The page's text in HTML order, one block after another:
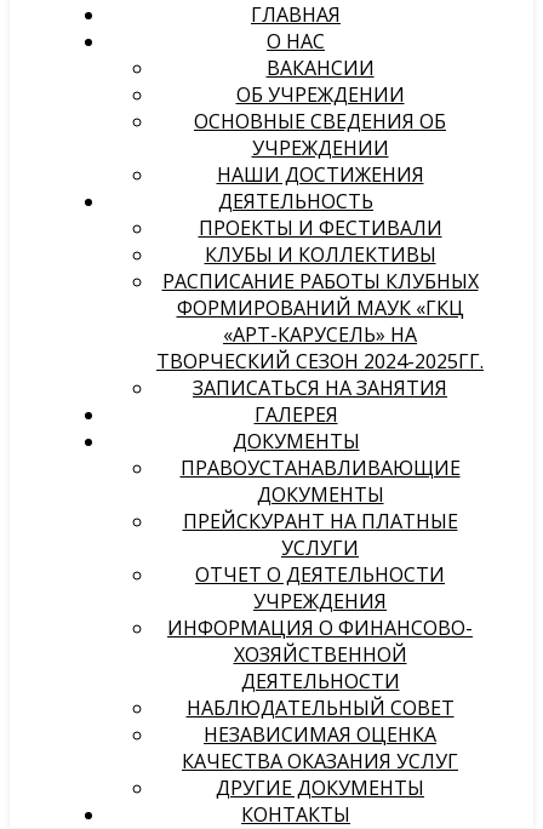
ГЛАВНАЯ
О НАС
ВАКАНСИИ
ОБ УЧРЕЖДЕНИИ
ОСНОВНЫЕ СВЕДЕНИЯ ОБ
УЧРЕЖДЕНИИ
НАШИ ДОСТИЖЕНИЯ
ДЕЯТЕЛЬНОСТЬ
ПРОЕКТЫ И ФЕСТИВАЛИ
КЛУБЫ И КОЛЛЕКТИВЫ
РАСПИСАНИЕ РАБОТЫ КЛУБНЫХ
ФОРМИРОВАНИЙ МАУК «ГКЦ
«АРТ-КАРУСЕЛЬ» НА
ТВОРЧЕСКИЙ СЕЗОН 2024-2025ГГ.
ЗАПИСАТЬСЯ НА ЗАНЯТИЯ
ГАЛЕРЕЯ
ДОКУМЕНТЫ
ПРАВОУСТАНАВЛИВАЮЩИЕ
ДОКУМЕНТЫ
ПРЕЙСКУРАНТ НА ПЛАТНЫЕ
УСЛУГИ
ОТЧЕТ О ДЕЯТЕЛЬНОСТИ
УЧРЕЖДЕНИЯ
ИНФОРМАЦИЯ О ФИНАНСОВО-
ХОЗЯЙСТВЕННОЙ
ДЕЯТЕЛЬНОСТИ
НАБЛЮДАТЕЛЬНЫЙ СОВЕТ
НЕЗАВИСИМАЯ ОЦЕНКА
КАЧЕСТВА ОКАЗАНИЯ УСЛУГ
ДРУГИЕ ДОКУМЕНТЫ
КОНТАКТЫ